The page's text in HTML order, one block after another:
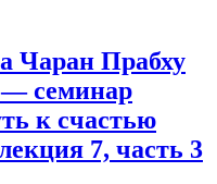
Чаран Прабху
семинар
к счастью
7, часть 3